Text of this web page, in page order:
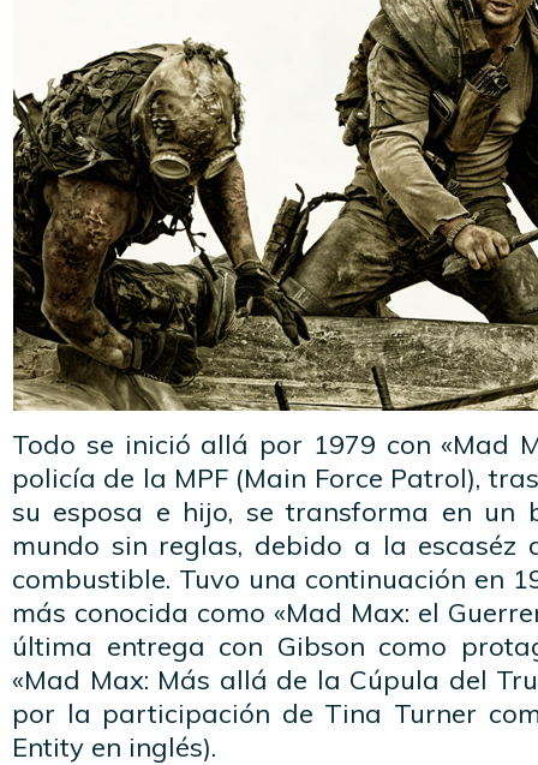
Todo se inició allá por 1979 con «Mad
policía de la MPF (Main Force Patrol),
su esposa e hijo, se transforma en un
mundo sin reglas, debido a la escaséz
combustible. Tuvo una continuación en
más conocida como «Mad Max: el
última entrega con Gibson como
«Mad Max: Más allá de la Cúpula del
por la participación de Tina Turner
Entity en inglés).